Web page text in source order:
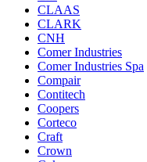
CLAAS
CLARK
CNH
Comer Industries
Comer Industries Spa
Compair
Contitech
Coopers
Corteco
Craft
Crown